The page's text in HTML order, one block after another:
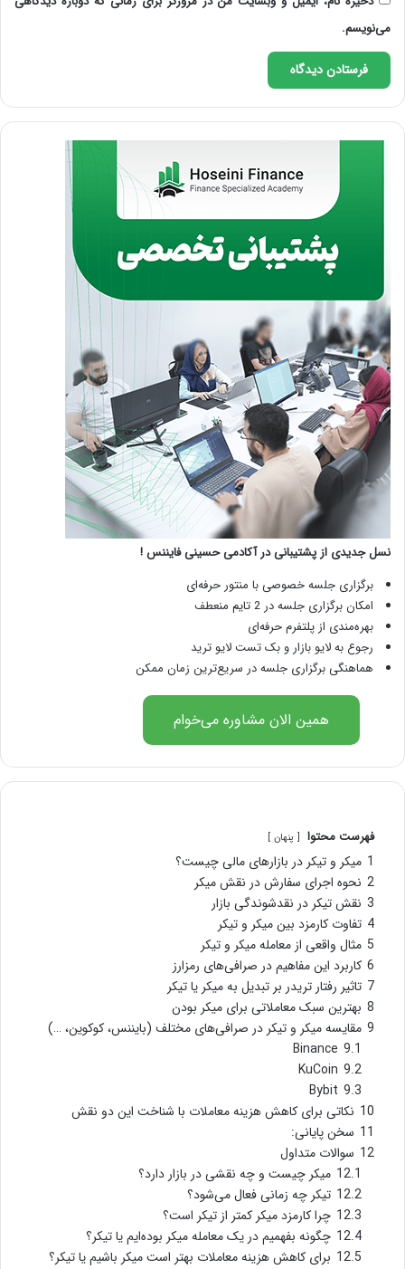
می‌نویسم.
نسل جدیدی از پشتیبانی در آکادمی حسینی فایننس !
برگزاری جلسه خصوصی با منتور حرفه‌ای
امکان برگزاری جلسه در 2 تایم منعطف
بهره‌مندی از پلتفرم حرفه‌ای
رجوع به لایو بازار و بک تست لایو ترید
هماهنگی برگزاری جلسه در سریع‌ترین زمان ممکن
همین الان مشاوره می‌خوام
فهرست محتوا پنهان
1 میکر و تیکر در بازارهای مالی چیست؟
2 نحوه اجرای سفارش در نقش میکر
3 نقش تیکر در نقدشوندگی بازار
4 تفاوت کارمزد بین میکر و تیکر
5 مثال واقعی از معامله میکر و تیکر
6 کاربرد این مفاهیم در صرافی‌های رمزارز
7 تاثیر رفتار تریدر بر تبدیل به میکر یا تیکر
8 بهترین سبک معاملاتی برای میکر بودن
9 مقایسه میکر و تیکر در صرافی‌های مختلف (بایننس، کوکوین، …)
9.1
Binance
9.2
KuCoin
9.3
Bybit
10 نکاتی برای کاهش هزینه‌ معاملات با شناخت این دو نقش
11 سخن پایانی:
12 سوالات متداول
12.1 میکر چیست و چه نقشی در بازار دارد؟
12.2 تیکر چه زمانی فعال می‌شود؟
12.3 چرا کارمزد میکر کمتر از تیکر است؟
12.4 چگونه بفهمیم در یک معامله میکر بوده‌ایم یا تیکر؟
12.5 برای کاهش هزینه معاملات بهتر است میکر باشیم یا تیکر؟